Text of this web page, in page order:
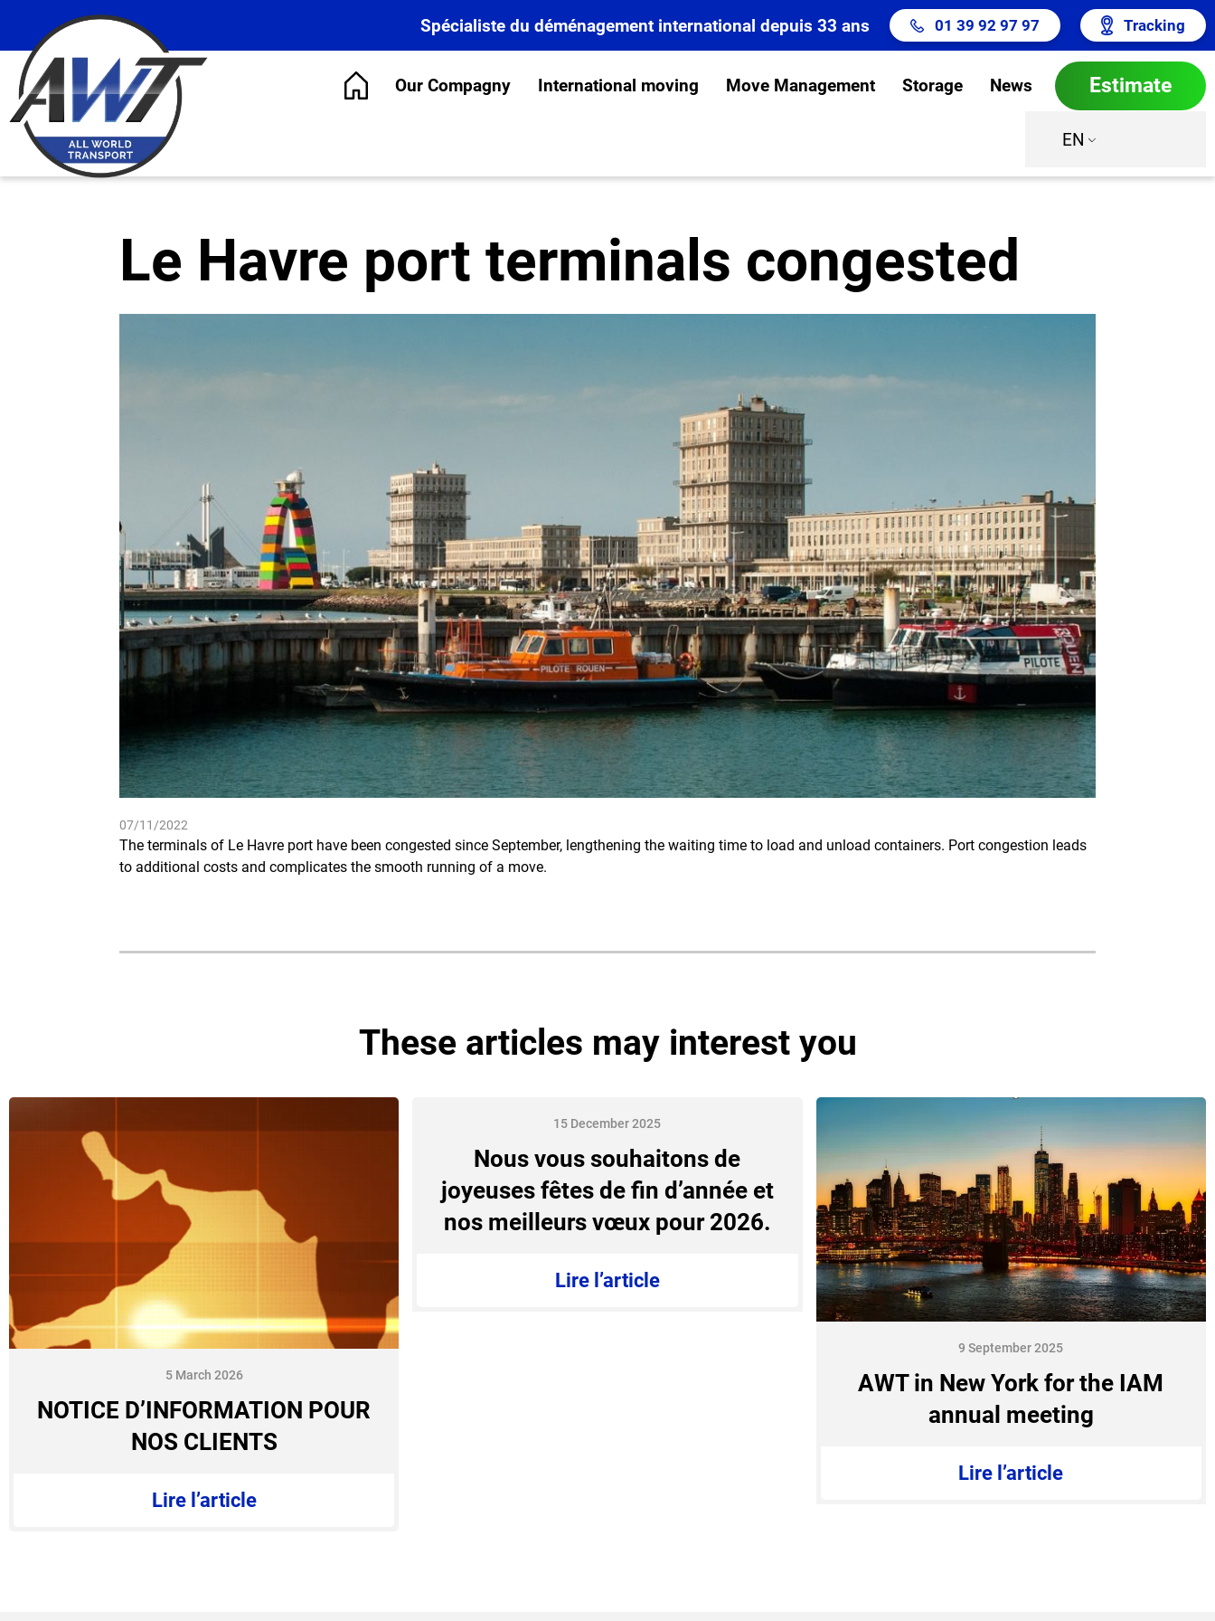
Spécialiste du déménagement international depuis 33 ans 01 39 92 97 97 Tracking
Our Compagny International moving Move Management Storage News Estimate
EN
Le Havre port terminals congested
07/11/2022
The terminals of Le Havre port have been congested since September, lengthening the waiting time to load and unload containers. Port congestion leads
to additional costs and complicates the smooth running of a move.
These articles may interest you
NOTICE D’INFORMATION POUR
NOS CLIENTS
5 March 2026
Lire l’article
Nous vous souhaitons de
joyeuses fêtes de fin d’année et
nos meilleurs vœux pour 2026.
15 December 2025
Lire l’article
AWT in New York for the IAM
annual meeting
9 September 2025
Lire l’article